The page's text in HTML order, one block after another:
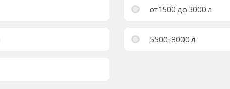
от 1500 до 3000 л
5500-8000 л